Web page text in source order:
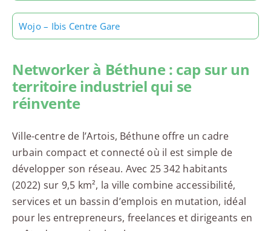
Wojo – Ibis Centre Gare
Networker à Béthune : cap sur un
territoire industriel qui se
réinvente
Ville-centre de l’Artois, Béthune offre un cadre
urbain compact et connecté où il est simple de
développer son réseau. Avec 25 342 habitants
(2022) sur 9,5 km², la ville combine accessibilité,
services et un bassin d’emplois en mutation, idéal
pour les entrepreneurs, freelances et dirigeants en